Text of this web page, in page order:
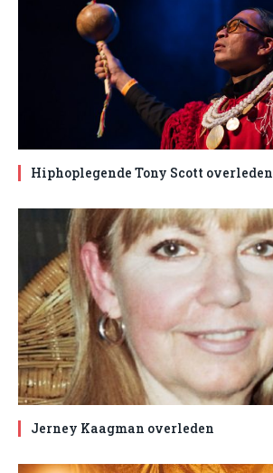
Hiphoplegende Tony Scott overleden
Jerney Kaagman overleden